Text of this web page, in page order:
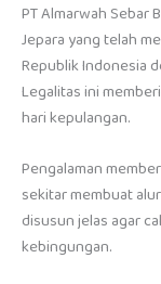
PT Almarwah Sebar
Jepara yang telah
Republik Indonesia
Legalitas ini
hari kepulangan.
Pengalaman
sekitar membuat
disusun jelas agar
kebingungan.